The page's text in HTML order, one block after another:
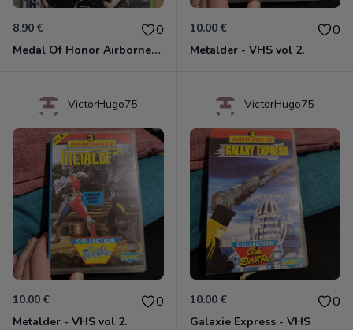
8.90 € 0
Medal Of Honor Airborne Xbox 360
10.00 € 0
Metalder - VHS vol 2.
VictorHugo75
10.00 € 0
Metalder - VHS vol 2.
VictorHugo75
10.00 € 0
Galaxie Express - VHS